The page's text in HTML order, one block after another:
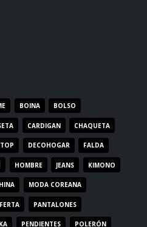
BOINA BOLSO
CARDIGAN CHAQUETA
DECOHOGAR FALDA
HOMBRE JEANS KIMONO
MODA COREANA
PANTALONES
PENDIENTES POLERÓN